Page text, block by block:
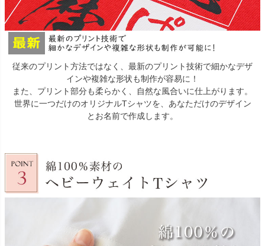
従来のプリント方法ではなく、最新のプリント技術で細かなデザ
インや複雑な形状も制作が容易に！
また、プリント部分も柔らかく、自然な風合いに仕上がります。
世界に一つだけのオリジナルTシャツを、あなただけのデザイン
とお名前で作成します。